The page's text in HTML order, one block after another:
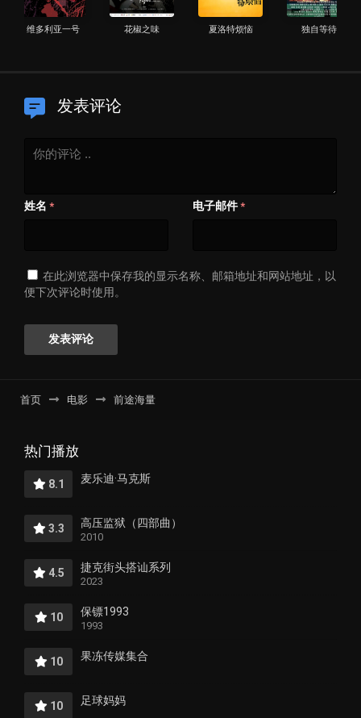
维多利亚一号 花椒之味 夏洛特烦恼 独自等待
发表评论
姓名 * 电子邮件 *
在此浏览器中保存我的显示名称、邮箱地址和网站地址，以
便下次评论时使用。
首页 电影 前途海量
热门播放
8.1 麦乐迪·马克斯
3.3 高压监狱（四部曲）
2010
4.5 捷克街头搭讪系列
2023
10 保镖1993
1993
10 果冻传媒集合
10 足球妈妈